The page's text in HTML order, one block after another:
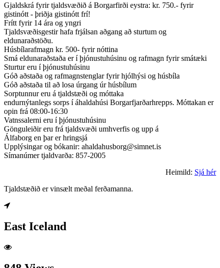
Gjaldskrá fyrir tjaldsvæðið á Borgarfirði eystra: kr. 750.- fyrir
gistinótt - þriðja gistinótt frí!
Frítt fyrir 14 ára og yngri
Tjaldsvæðisgestir hafa frjálsan aðgang að sturtum og
eldunaraðstöðu.
Húsbílarafmagn kr. 500- fyrir nóttina
Smá eldunaraðstaða er í þjónustuhúsinu og rafmagn fyrir smátæki
Sturtur eru í þjónustuhúsinu
Góð aðstaða og rafmagnstenglar fyrir hjólhýsi og húsbíla
Góð aðstaða til að losa úrgang úr húsbílum
Sorptunnur eru á tjaldstæði og móttaka
endurnýtanlegs sorps í áhaldahúsi Borgarfjarðarhrepps. Móttakan er
opin frá 08:00-16:30
Vatnssalerni eru í þjónustuhúsinu
Gönguleiðir eru frá tjaldsvæði umhverfis og upp á
Álfaborg en þar er hringsjá
Upplýsingar og bókanir: ahaldahusborg@simnet.is
Símanúmer tjaldvarða: 857-2005
Heimild: Sjá hér
Tjaldstæðið er vinsælt meðal ferðamanna.
East Iceland